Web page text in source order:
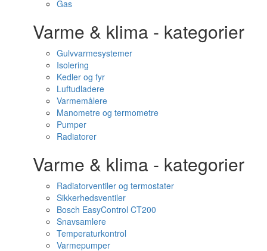
Gas
Varme & klima - kategorier
Gulvvarmesystemer
Isolering
Kedler og fyr
Luftudladere
Varmemålere
Manometre og termometre
Pumper
Radiatorer
Varme & klima - kategorier
Radiatorventiler og termostater
Sikkerhedsventiler
Bosch EasyControl CT200
Snavsamlere
Temperaturkontrol
Varmepumper